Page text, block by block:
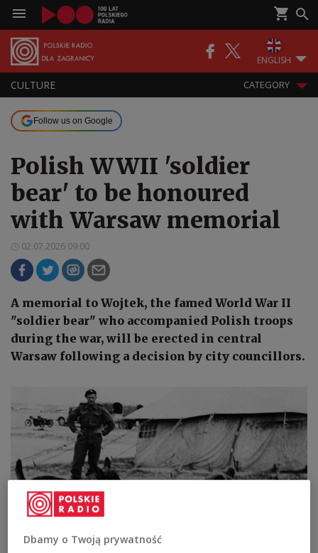
ENGLISH
CULTURE CATEGORY
Follow us on Google
Polish WWII 'soldier
bear' to be honoured
with Warsaw memorial
02.07.2026 09:00
A memorial to Wojtek, the famed World War II
"soldier bear" who accompanied Polish troops
during the war, will be erected in central
Warsaw following a decision by city councillors.
Dbamy o Twoją prywatność